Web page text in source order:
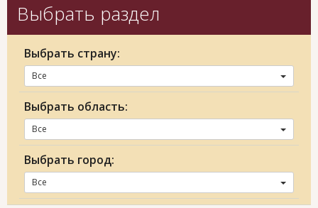
Выбрать раздел
Выбрать страну:
Все
Выбрать область:
Все
Выбрать город:
Все